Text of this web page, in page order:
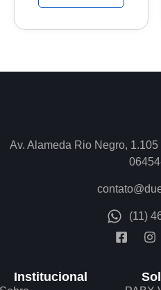
Av. Alameda Rio Negro,
(11)
Institucional